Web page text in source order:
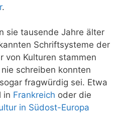
.
sie tausende Jahre älter
Schriftsysteme der
von Kulturen stammen
schreiben konnten
fragwürdig sei. Etwa
in Frankreich oder die
in Südost-Europa